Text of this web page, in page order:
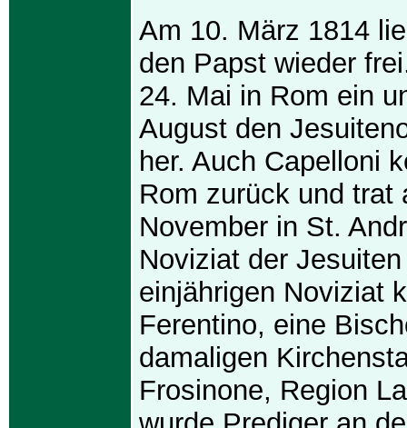
Am 10. März 1814
den Papst wieder
24. Mai in Rom ein
August den
her. Auch Capelloni
Rom zurück und trat
November in St.
Noviziat der
einjährigen Noviziat
Ferentino, eine
damaligen
Frosinone, Region